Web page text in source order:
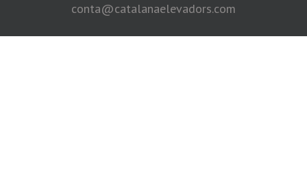
conta@catalanaelevadors.com